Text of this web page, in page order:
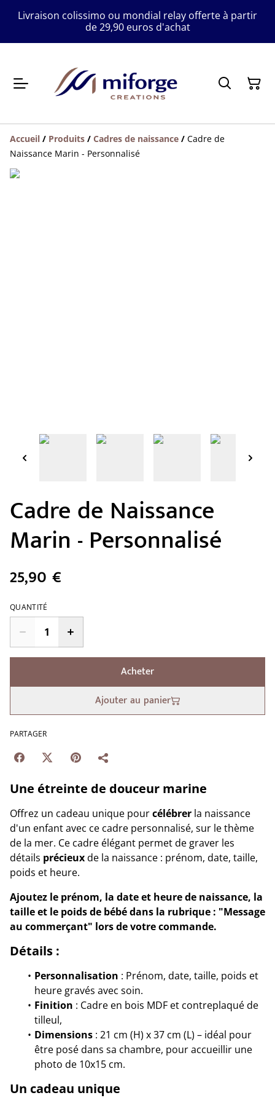
Livraison colissimo ou mondial relay offerte à partir
de 29,90 euros d'achat
Accueil / Produits / Cadres de naissance / Cadre de
Naissance Marin - Personnalisé
Cadre de Naissance
Marin - Personnalisé
25,90 €
QUANTITÉ
Acheter
Ajouter au panier
PARTAGER
Une étreinte de douceur marine
Offrez un cadeau unique pourcélébrer la naissance
d'un enfant avec ce cadre personnalisé, sur le thème
de la mer. Ce cadre élégant permet de graver les
détails précieuxde la naissance : prénom, date, taille,
poids et heure.
Ajoutez le prénom, la date et heure de naissance, la
taille et le poids de bébé dans la rubrique : "Message
au commerçant" lors de votre commande.
Détails :
Personnalisation : Prénom, date, taille, poids et
heure gravés avec soin.
Finition : Cadre en bois MDF et contreplaqué de
tilleul,
Dimensions : 21 cm (H) x 37 cm (L) – idéal pour
être posé dans sa chambre, pour accueillir une
photo de 10x15 cm.
Un cadeau unique